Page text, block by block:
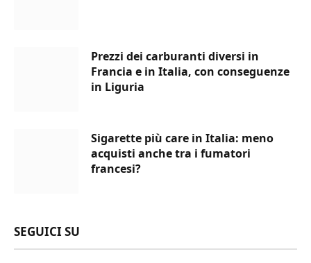
Prezzi dei carburanti diversi in
Francia e in Italia, con conseguenze
in Liguria
Sigarette più care in Italia: meno
acquisti anche tra i fumatori
francesi?
SEGUICI SU